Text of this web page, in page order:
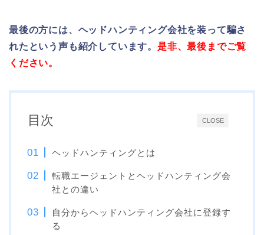
最後の方には、ヘッドハンティング会社を装って騙さ
れたという声も紹介しています。是非、最後までご覧
ください。
CLOSE
目次
ヘッドハンティングとは
転職エージェントとヘッドハンティング会
社との違い
自分からヘッドハンティング会社に登録す
る